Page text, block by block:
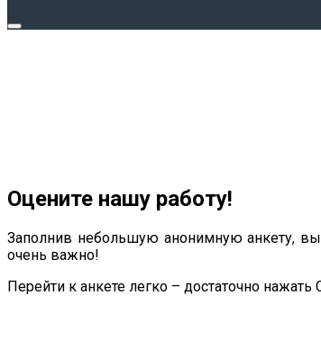
Оцените нашу работу!
Заполнив небольшую анонимную анкету,
очень важно!
Перейти к анкете легко – достаточно